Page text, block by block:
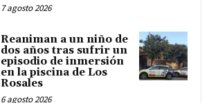
7 agosto 2026
Reaniman a un niño de
dos años tras sufrir un
episodio de inmersión
en la piscina de Los
Rosales
6 agosto 2026